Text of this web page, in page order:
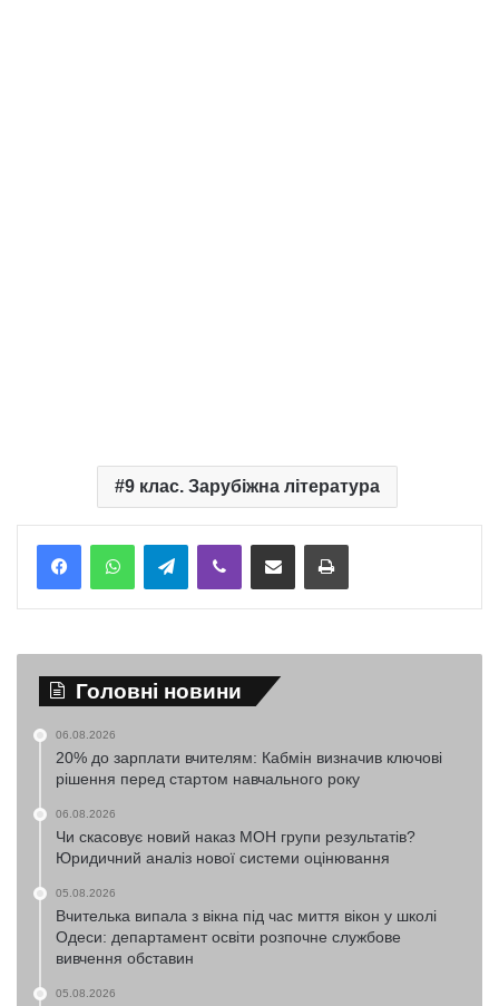
9 клас. Зарубіжна література
TelegramViber Надіслати електронною поштоюНадрукувати
Головні новини
06.08.2026
20% до зарплати вчителям: Кабмін визначив ключові
рішення перед стартом навчального року
06.08.2026
Чи скасовує новий наказ МОН групи результатів?
Юридичний аналіз нової системи оцінювання
05.08.2026
Вчителька випала з вікна під час миття вікон у школі
Одеси: департамент освіти розпочне службове
вивчення обставин
05.08.2026